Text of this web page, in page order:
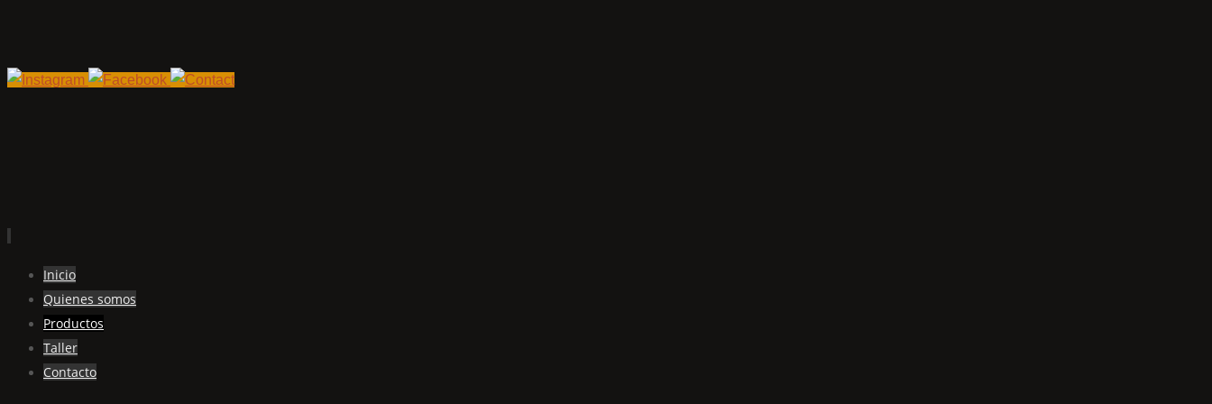
contenido
Inicio
Quienes somos
Productos
Taller
Contacto